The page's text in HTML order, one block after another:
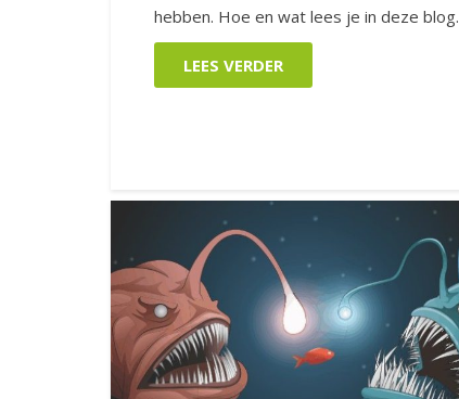
hebben. Hoe en wat lees je in deze blog.
LEES VERDER